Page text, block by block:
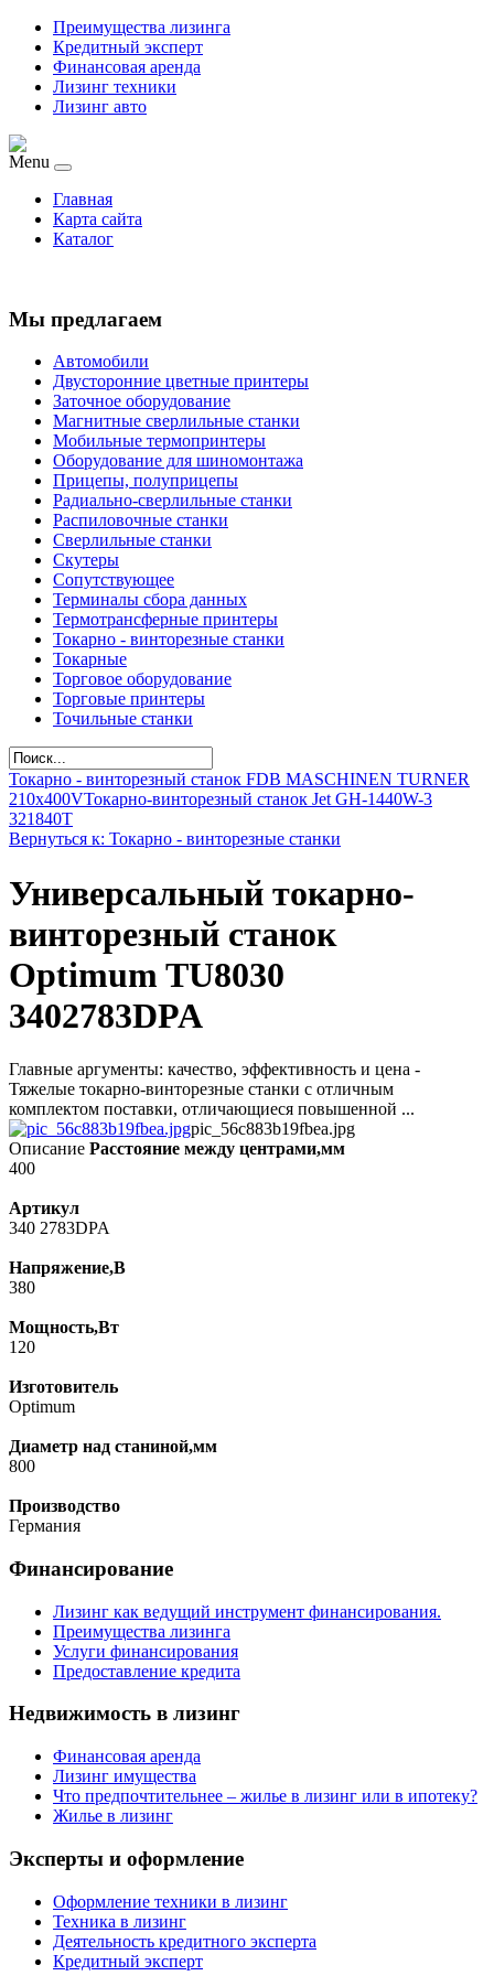
Преимущества лизинга
Кредитный эксперт
Финансовая аренда
Лизинг техники
Лизинг авто
Menu
Главная
Карта сайта
Каталог
Мы предлагаем
Автомобили
Двусторонние цветные принтеры
Заточное оборудование
Магнитные сверлильные станки
Мобильные термопринтеры
Оборудование для шиномонтажа
Прицепы, полуприцепы
Радиально-сверлильные станки
Распиловочные станки
Сверлильные станки
Скутеры
Сопутствующее
Терминалы сбора данных
Термотрансферные принтеры
Токарно - винторезные станки
Токарные
Торговое оборудование
Торговые принтеры
Точильные станки
Токарно - винторезный станок FDB MASCHINEN TURNER
210x400VТокарно-винторезный станок Jet GH-1440W-3
321840T
Вернуться к: Токарно - винторезные станки
Универсальный токарно-
винторезный станок
Optimum TU8030
3402783DPA
Главные аргументы: качество, эффективность и цена -
Тяжелые токарно-винторезные станки с отличным
комплектом поставки, отличающиеся повышенной ...
pic_56c883b19fbea.jpg
Описание Расстояние между центрами,мм
400
Артикул
340 2783DPA
Напряжение,В
380
Мощность,Вт
120
Изготовитель
Optimum
Диаметр над станиной,мм
800
Производство
Германия
Финансирование
Лизинг как ведущий инструмент финансирования.
Преимущества лизинга
Услуги финансирования
Предоставление кредита
Недвижимость в лизинг
Финансовая аренда
Лизинг имущества
Что предпочтительнее – жилье в лизинг или в ипотеку?
Жилье в лизинг
Эксперты и оформление
Оформление техники в лизинг
Техника в лизинг
Деятельность кредитного эксперта
Кредитный эксперт